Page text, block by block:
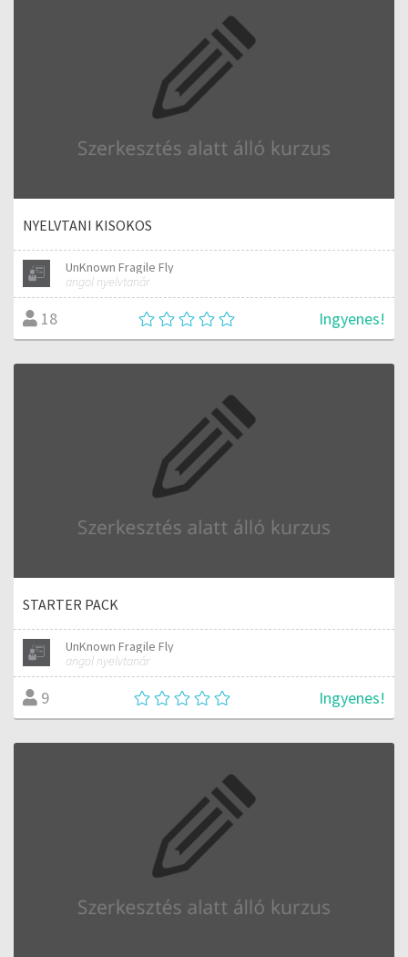
NYELVTANI KISOKOS
UnKnown Fragile Fly
angol nyelvtanár
18 Ingyenes!
STARTER PACK
UnKnown Fragile Fly
angol nyelvtanár
9 Ingyenes!